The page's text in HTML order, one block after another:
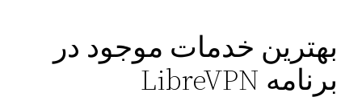
بهترین خدمات موجود در
برنامه LibreVPN